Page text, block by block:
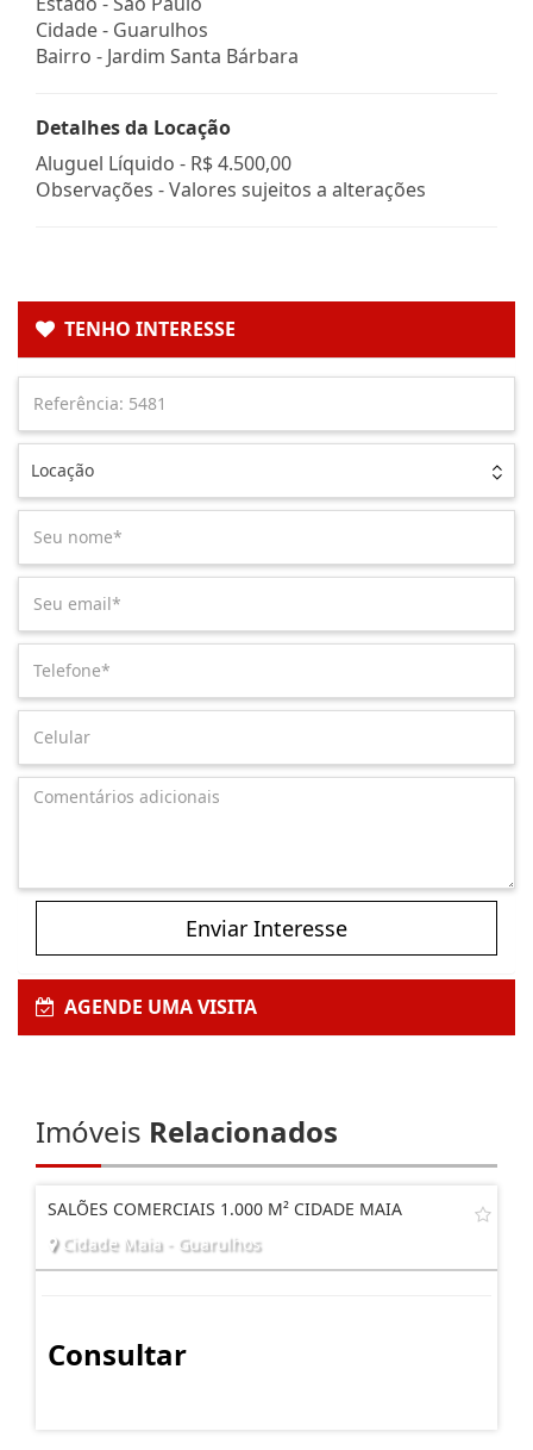
Cidade - Guarulhos
Bairro - Jardim Santa Bárbara
Detalhes da Locação
Aluguel Líquido - R$ 4.500,00
Observações - Valores sujeitos a alterações
TENHO INTERESSE
Locação
Enviar Interesse
AGENDE UMA VISITA
Imóveis Relacionados
SALÕES COMERCIAIS 1.000 M² CIDADE MAIA
Cidade Maia - Guarulhos
Consultar